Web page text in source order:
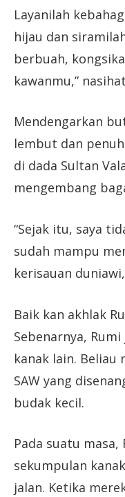
Layanilah
hijau dan
berbuah,
kawanmu,”
Mendengarkan
lembut dan
di dada Sultan
mengembang
“Sejak itu, saya
sudah mampu
kerisauan
Baik kan akhlak
Sebenarnya,
kanak lain. Beliau
SAW yang
budak kecil.
Pada suatu
sekumpulan
jalan. Ketika